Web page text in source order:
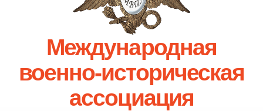
Международная
военно-историческая
ассоциация